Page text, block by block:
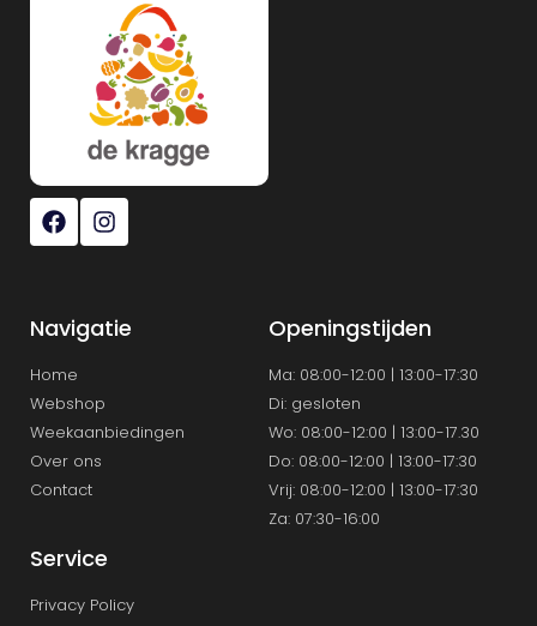
Navigatie
Home
Webshop
Weekaanbiedingen
Over ons
Contact
Openingstijden
Ma: 08:00-12:00 | 13:00-17:30
Di: gesloten
Wo: 08:00-12:00 | 13:00-17.30
Do: 08:00-12:00 | 13:00-17:30
Vrij: 08:00-12:00 | 13:00-17:30
Za: 07:30-16:00
Service
Privacy Policy